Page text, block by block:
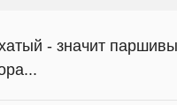
- значит